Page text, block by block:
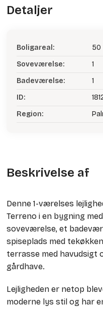
Detaljer
Boligareal:
50
Soveværelse:
1
Badeværelse:
1
ID:
Region:
Beskrivelse af
Denne 1-værelses
Terreno i en bygning
soveværelse, et
spiseplads med
terrasse med havudsigt
gårdhave.
Lejligheden er netop
moderne lys stil og har